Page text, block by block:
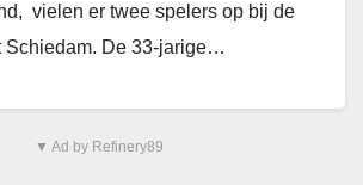
vielen er twee spelers op bij de
Schiedam. De 33-jarige…
▼ Ad by Refinery89